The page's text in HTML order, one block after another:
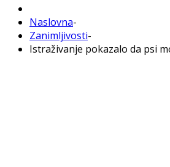
Naslovna-
Zanimljivosti-
Istraživanje pokazalo da psi